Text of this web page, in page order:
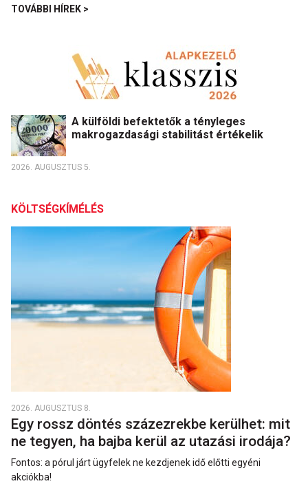
TOVÁBBI HÍREK >
A külföldi befektetők a tényleges
makrogazdasági stabilitást értékelik
2026. AUGUSZTUS 5.
KÖLTSÉGKÍMÉLÉS
2026. AUGUSZTUS 8.
Egy rossz döntés százezrekbe kerülhet: mit
ne tegyen, ha bajba kerül az utazási irodája?
Fontos: a pórul járt ügyfelek ne kezdjenek idő előtti egyéni
akciókba!